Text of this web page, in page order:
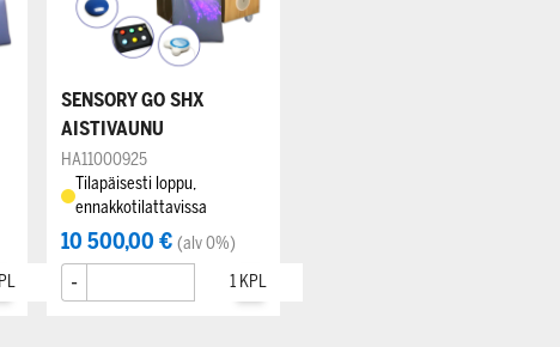
SENSORY GO SHX
AISTIVAUNU
HA11000925
Tilapäisesti loppu,
ennakkotilattavissa
10 500,00 € (alv 0%)
-